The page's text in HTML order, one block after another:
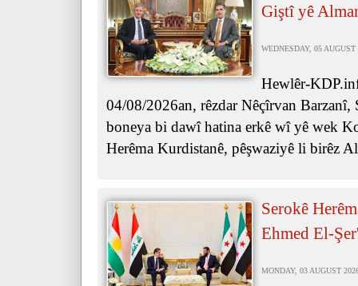
Giştî yê
WEDNESDAY, 05 AUGUST
Hewlêr-
04/08/2026an, rêzdar Nêçîrvan Barzanî,
boneya bi dawî hatina erkê wî yê wek
Herêma Kurdistanê, pêşwaziyê li birêz
Serokê
Ehmed El-
MONDAY, 03 AUGUST